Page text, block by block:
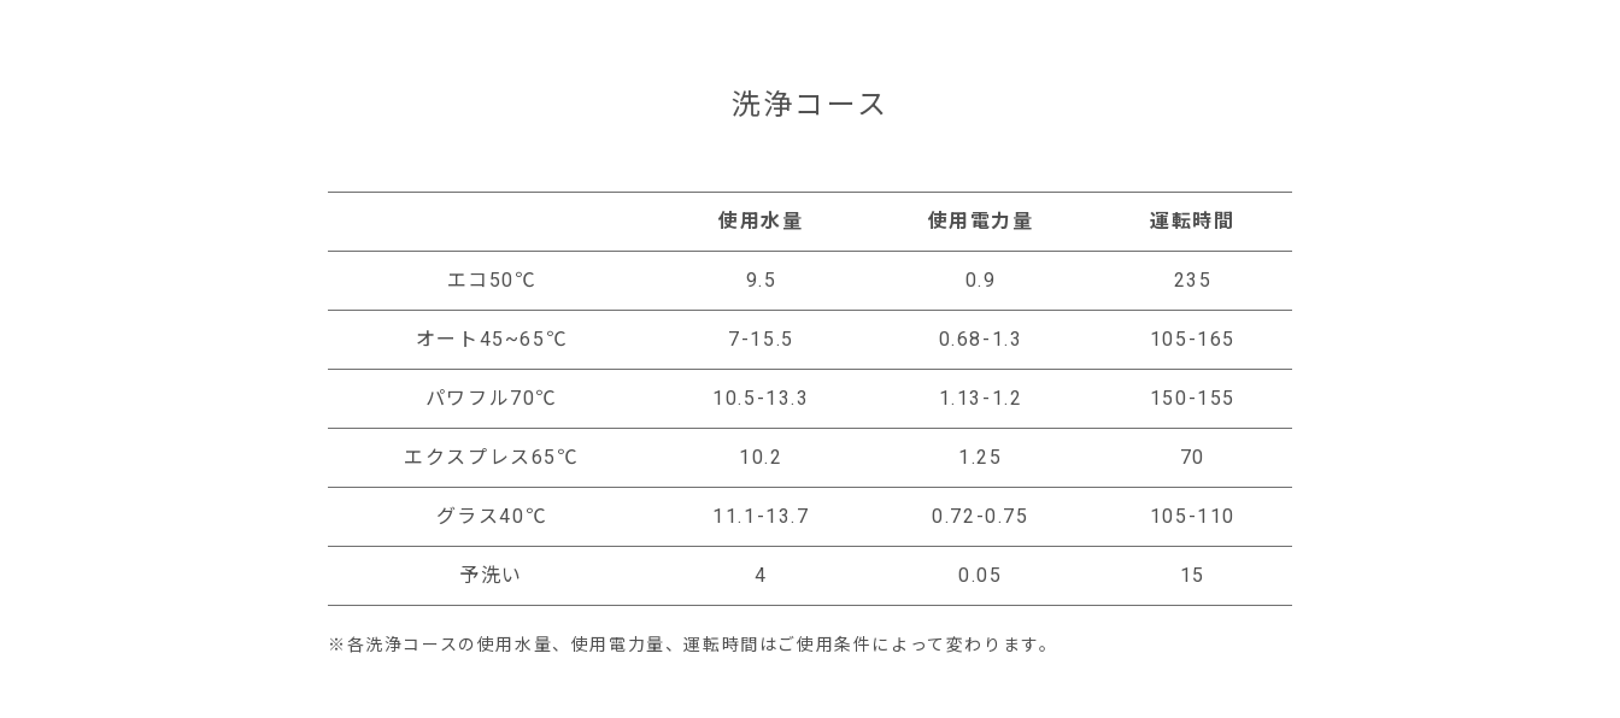
洗浄コース
使用水量 使用電力量 運転時間
エコ50℃ 9.5 0.9 235
オート45~65℃ 7-15.5 0.68-1.3 105-165
パワフル70℃ 10.5-13.3 1.13-1.2 150-155
エクスプレス65℃ 10.2 1.25 70
グラス40℃ 11.1-13.7 0.72-0.75 105-110
予洗い 4 0.05 15
※各洗浄コースの使用水量、使用電力量、運転時間はご使用条件によって変わります。